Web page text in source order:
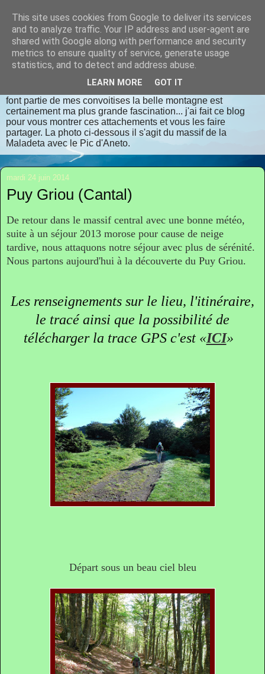
randomilpas
Je m'appelle Jean Pierre, je vis en Dordogne. J'aime la
randonnée, les lieux insolites, les contrées oubliées, les
endroits bien authentiques qui respectent dame nature avec
font partie de mes convoitises la belle montagne est
certainement ma plus grande fascination... j'ai fait ce blog
pour vous montrer ces attachements et vous les faire
partager. La photo ci-dessous il s'agit du massif de la
Maladeta avec le Pic d'Aneto.
mardi 24 juin 2014
Puy Griou (Cantal)
De retour dans le massif central avec une bonne météo,
suite à un séjour 2013 morose pour cause de neige
tardive, nous attaquons notre séjour avec plus de sérénité.
Nous partons aujourd'hui à la découverte du Puy Griou.
Les renseignements sur le lieu, l'itinéraire,
le tracé ainsi que la possibilité de
télécharger la trace GPS c'est «ICI»
Départ sous un beau ciel bleu
This site uses cookies from Google to deliver its services
and to analyze traffic. Your IP address and user-agent are
shared with Google along with performance and security
metrics to ensure quality of service, generate usage
statistics, and to detect and address abuse.
LEARN MORE GOT IT